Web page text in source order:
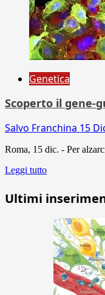
Genetica
Scoperto il gene-
Salvo Franchina 15
Roma, 15 dic. - Per
Leggi tutto
Ultimi